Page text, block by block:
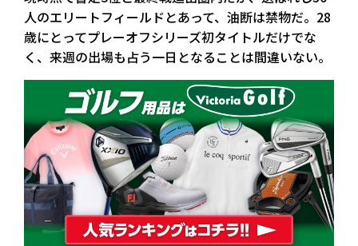
人のエリートフィールドとあって、油断は禁物だ。28
歳にとってプレーオフシリーズ初タイトルだけでな
く、来週の出場も占う一日となることは間違いない。